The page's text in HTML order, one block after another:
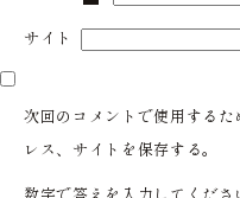
サイト
次回のコメントで使用する
レス、サイトを保存する。